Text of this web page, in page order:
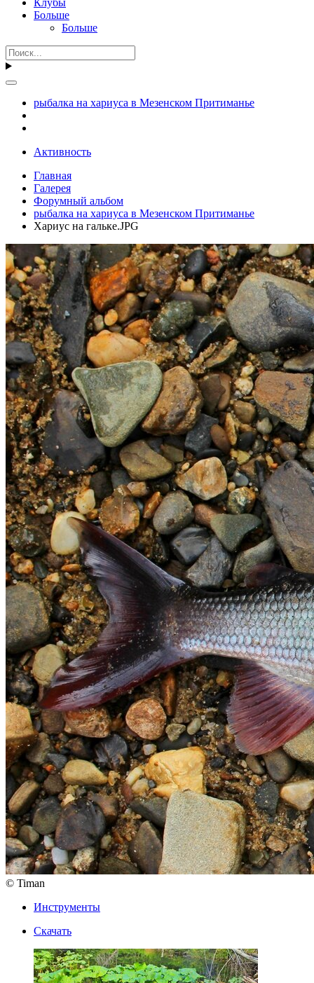
Больше
Больше
рыбалка на хариуса в Мезенском Притиманье
Активность
Главная
Галерея
Форумный альбом
рыбалка на хариуса в Мезенском Притиманье
Хариус на гальке.JPG
© Timan
Инструменты
Скачать